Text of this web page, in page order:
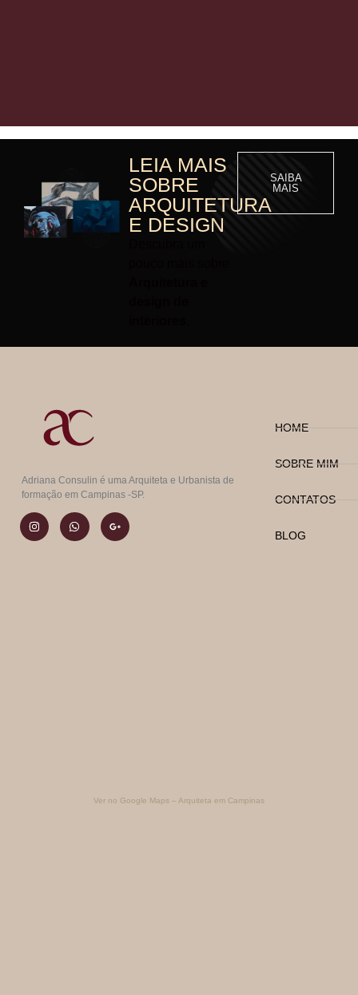
LEIA MAIS
SOBRE
ARQUITETURA
E DESIGN
SAIBA
MAIS
Adriana Consulin é uma Arquiteta e Urbanista de
formação em Campinas -SP.
HOME
SOBRE MIM
CONTATOS
BLOG
Ver no Google Maps – Arquiteta em Campinas